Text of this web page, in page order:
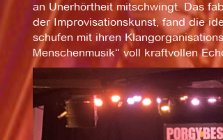
an Unerhörtheit mitschwingt. Das
der Improvisationskunst, fand die
schufen mit ihren
Menschenmusik“ voll kraftvollen